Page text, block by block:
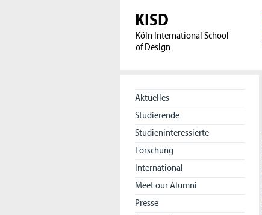
KISD
Köln International School
of Design
Aktuelles
Studierende
Studieninteressierte
Forschung
International
Meet our Alumni
Presse